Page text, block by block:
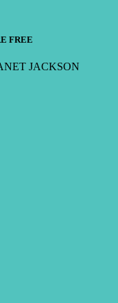
FREE
JACKSON